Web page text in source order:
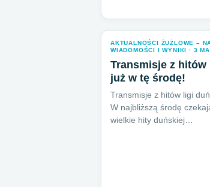
AKTUALNOŚCI ŻUŻLOWE –
WIADOMOŚCI I WYNIKI · 3
Transmisje z
już w tę środę!
Transmisje z hitów ligi
W najbliższą środę
wielkie hity duńskiej…